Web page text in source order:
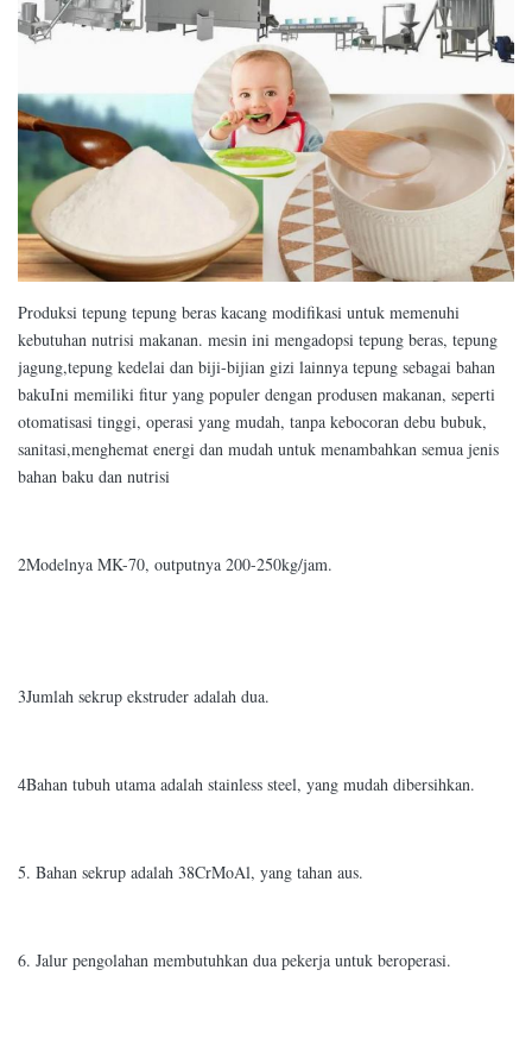
Produksi tepung tepung beras kacang modifikasi untuk memenuhi
kebutuhan nutrisi makanan. mesin ini mengadopsi tepung beras, tepung
jagung,tepung kedelai dan biji-bijian gizi lainnya tepung sebagai bahan
bakuIni memiliki fitur yang populer dengan produsen makanan, seperti
otomatisasi tinggi, operasi yang mudah, tanpa kebocoran debu bubuk,
sanitasi,menghemat energi dan mudah untuk menambahkan semua jenis
bahan baku dan nutrisi
2Modelnya MK-70, outputnya 200-250kg/jam.
3Jumlah sekrup ekstruder adalah dua.
4Bahan tubuh utama adalah stainless steel, yang mudah dibersihkan.
5. Bahan sekrup adalah 38CrMoAl, yang tahan aus.
6. Jalur pengolahan membutuhkan dua pekerja untuk beroperasi.